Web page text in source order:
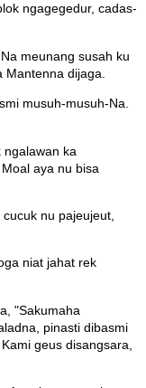
ngagegedur, cadas-
meunang susah ku
dijaga.
musuh-musuh-Na.
ka
aya nu bisa
nu pajeujeut,
niat jahat rek
"Sakumaha
pinasti dibasmi
geus disangsara,